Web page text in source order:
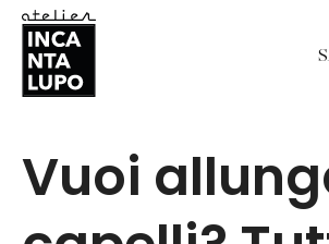
Vuoi